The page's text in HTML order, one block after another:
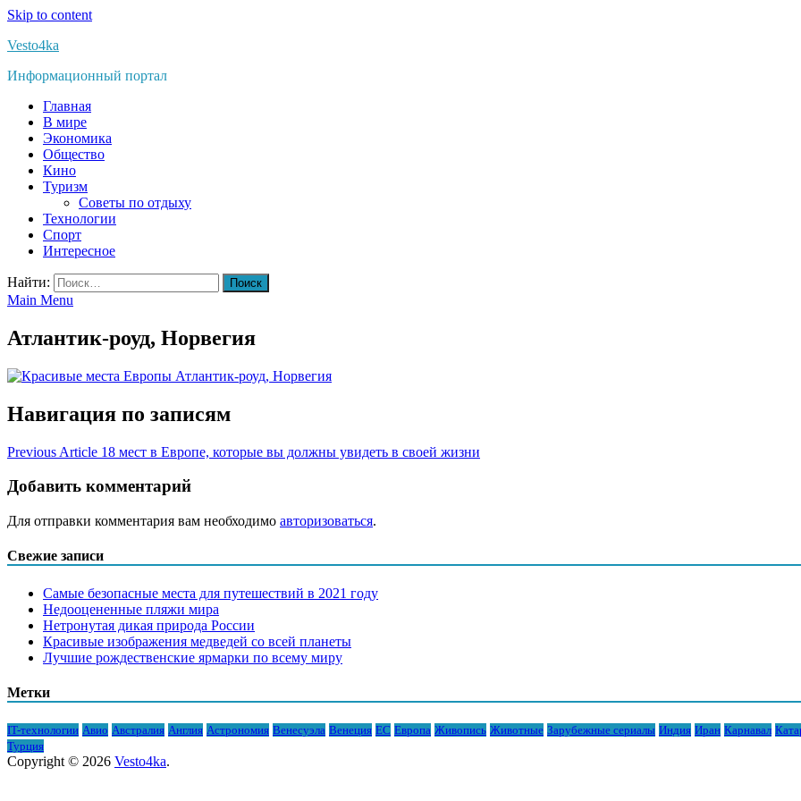
Skip to content
Vesto4ka
Информационный портал
Главная
В мире
Экономика
Общество
Кино
Туризм
Советы по отдыху
Технологии
Спорт
Интересное
Найти:
Main Menu
Атлантик-роуд, Норвегия
Навигация по записям
Previous Article 18 мест в Европе, которые вы должны увидеть в своей жизни
Добавить комментарий
Для отправки комментария вам необходимо авторизоваться.
Свежие записи
Самые безопасные места для путешествий в 2021 году
Недооцененные пляжи мира
Нетронутая дикая природа России
Красивые изображения медведей со всей планеты
Лучшие рождественские ярмарки по всему миру
Метки
IT-технологии Авио Австралия Англия Астрономия Венесуэла Венеция ЕС Европа Живопись Животные Зарубежные сериалы Индия Иран Карнавал
Турция
Copyright © 2026 Vesto4ka.